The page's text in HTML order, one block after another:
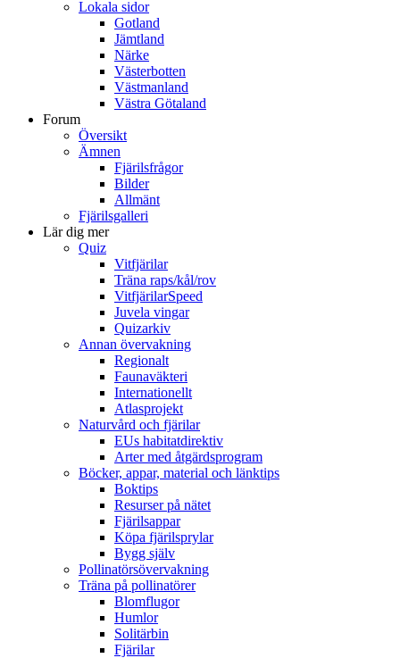
Lokala sidor
Gotland
Jämtland
Närke
Västerbotten
Västmanland
Västra Götaland
Forum
Översikt
Ämnen
Fjärilsfrågor
Bilder
Allmänt
Fjärilsgalleri
Lär dig mer
Quiz
Vitfjärilar
Träna raps/kål/rov
VitfjärilarSpeed
Juvela vingar
Quizarkiv
Annan övervakning
Regionalt
Faunaväkteri
Internationellt
Atlasprojekt
Naturvård och fjärilar
EUs habitatdirektiv
Arter med åtgärdsprogram
Böcker, appar, material och länktips
Boktips
Resurser på nätet
Fjärilsappar
Köpa fjärilsprylar
Bygg själv
Pollinatörsövervakning
Träna på pollinatörer
Blomflugor
Humlor
Solitärbin
Fjärilar